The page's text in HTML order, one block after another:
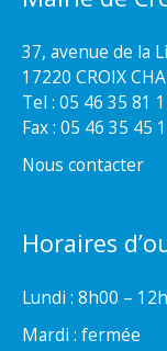
37, avenue de la
17220 CROIX
Tel : 05 46 35 81
Fax : 05 46 35 45
Nous contacter
Horaires
Lundi : 8h00 –
Mardi : fermée